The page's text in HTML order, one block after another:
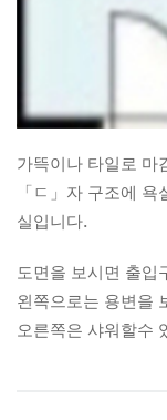
가뜩이나 타일로 마
「ㄷ」자 구조에
실입니다.
도면을 보시면 출입
왼쪽으로는 용변을
오른쪽은 샤워할수